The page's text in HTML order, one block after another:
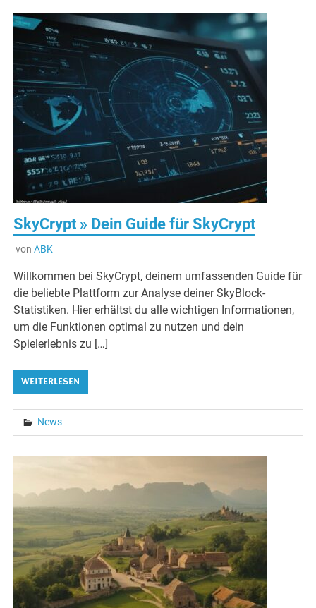
SkyCrypt » Dein Guide für SkyCrypt
von ABK
Willkommen bei SkyCrypt, deinem umfassenden Guide für
die beliebte Plattform zur Analyse deiner SkyBlock-
Statistiken. Hier erhältst du alle wichtigen Informationen,
um die Funktionen optimal zu nutzen und dein
Spielerlebnis zu […]
WEITERLESEN
News